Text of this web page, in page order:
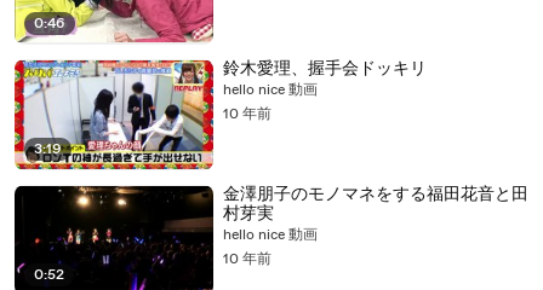
0:46
3:19
鈴木愛理、握手会ドッキリ
hello nice 動画
10 年前
0:52
金澤朋子のモノマネをする福田花音と田
村芽実
hello nice 動画
10 年前